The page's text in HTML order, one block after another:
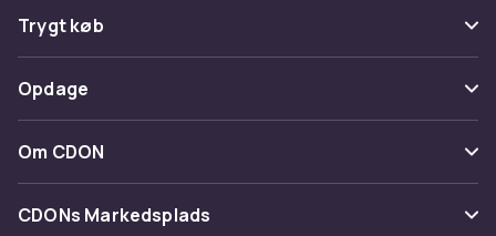
Ofte stillede spørgsmål
Spor pakke
Fortryd & returner her
Kontakt os
Trygt køb
Betaling
Levering
Tilbagekaldelser
Opdage
Kategorier
Maerke
Om CDON
Om os
CDONs Markedsplads